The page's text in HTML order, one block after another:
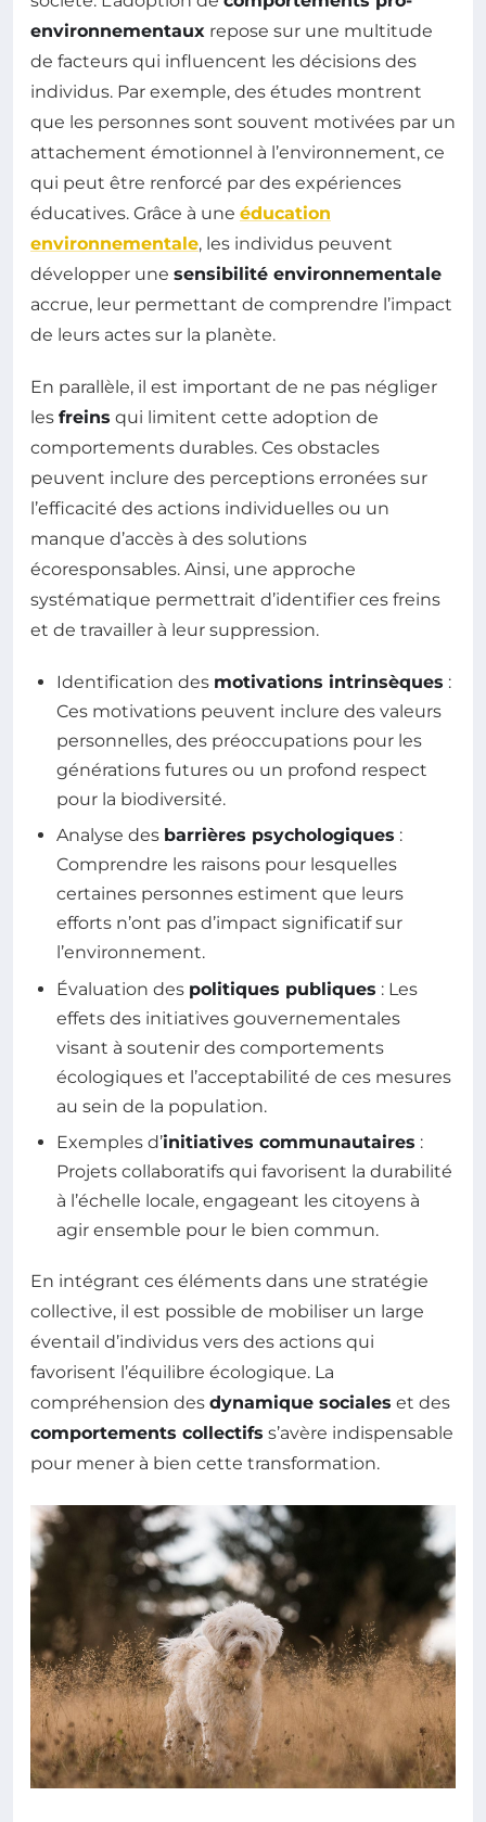
environnementaux repose sur une multitude
de facteurs qui influencent les décisions des
individus. Par exemple, des études montrent
que les personnes sont souvent motivées par un
attachement émotionnel à l’environnement, ce
qui peut être renforcé par des expériences
éducatives. Grâce à une éducation
environnementale, les individus peuvent
développer une sensibilité environnementale
accrue, leur permettant de comprendre l’impact
de leurs actes sur la planète.
En parallèle, il est important de ne pas négliger
les freins qui limitent cette adoption de
comportements durables. Ces obstacles
peuvent inclure des perceptions erronées sur
l’efficacité des actions individuelles ou un
manque d’accès à des solutions
écoresponsables. Ainsi, une approche
systématique permettrait d’identifier ces freins
et de travailler à leur suppression.
Identification des motivations intrinsèques :
Ces motivations peuvent inclure des valeurs
personnelles, des préoccupations pour les
générations futures ou un profond respect
pour la biodiversité.
Analyse des barrières psychologiques :
Comprendre les raisons pour lesquelles
certaines personnes estiment que leurs
efforts n’ont pas d’impact significatif sur
l’environnement.
Évaluation des politiques publiques : Les
effets des initiatives gouvernementales
visant à soutenir des comportements
écologiques et l’acceptabilité de ces mesures
au sein de la population.
Exemples d’initiatives communautaires :
Projets collaboratifs qui favorisent la durabilité
à l’échelle locale, engageant les citoyens à
agir ensemble pour le bien commun.
En intégrant ces éléments dans une stratégie
collective, il est possible de mobiliser un large
éventail d’individus vers des actions qui
favorisent l’équilibre écologique. La
compréhension des dynamique sociales et des
comportements collectifs s’avère indispensable
pour mener à bien cette transformation.